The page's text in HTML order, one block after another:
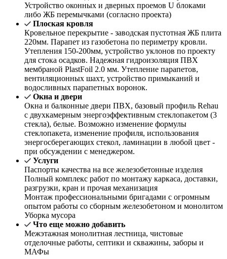
Устройство оконных и дверных проемов U блоками
либо ЖБ перемычками (согласно проекта)
Плоская кровля
Кровельное перекрытие - заводская пустотная ЖБ плита
220мм. Парапет из газобетона по периметру кровли.
Утепления 150-200мм, устройство уклонов по проекту
для стока осадков. Надежная гидроизоляция ПВХ
мембраной PlastFoil 2.0 мм. Утепление парапетов,
вентиляционных шахт, устройство примыканий и
водосливных парапетных воронок.
Окна и двери
Окна и балконные двери ПВХ, базовый профиль Rehau
с двухкамерным энергоэффективным стеклопакетом (3
стекла), белые. Возможно изменение формулы
стеклопакета, изменение профиля, использования
энергосберегающих стекол, ламинации в любой цвет -
при обсуждении с менеджером.
Услуги
Паспорты качества на все железобетонные изделия
Полный комплекс работ по монтажу каркаса, доставки,
разгрузки, кран и прочая механизация
Монтаж профессиональными бригадами с огромным
опытом работы со сборным железобетоном и монолитом
Уборка мусора
Что еще можно добавить
Межэтажная монолитная лестница, чистовые
отделочные работы, септики и скважины, заборы и
МАФы